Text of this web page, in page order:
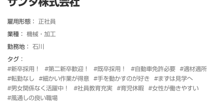
雇用形態： 正社員
業種： 機械・加工
勤務地： 石川
タグ：
#新卒採用！
#第二新卒歓迎！ #既卒採用！ #自動車免許必要
#適材適所
#転勤なし
#細かい作業が得意 #手を動かすのが好き
#まずは見学へ
#男女関係なく活躍中！
#社員教育充実 #育児休暇
#女性が働きやすい
#風通しの良い職場